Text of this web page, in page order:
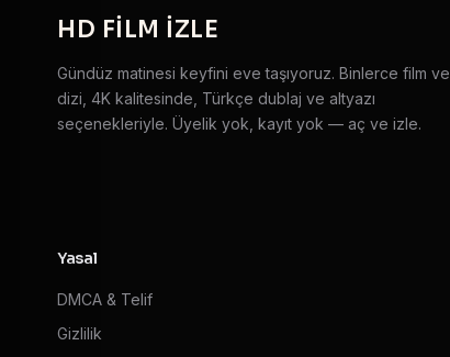
HD FILM IZLE
Gündüz matinesi keyfini eve taşıyoruz. Binlerce film ve
dizi, 4K kalitesinde, Türkçe dublaj ve altyazı
seçenekleriyle. Üyelik yok, kayıt yok — aç ve izle.
Yasal
DMCA & Telif
Gizlilik